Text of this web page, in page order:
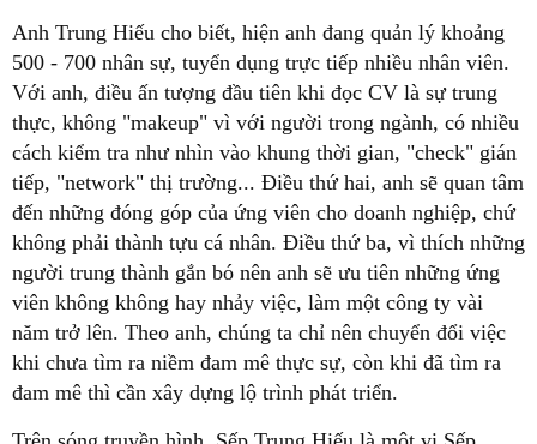
Anh Trung Hiếu cho biết, hiện anh đang quản lý khoảng
500 - 700 nhân sự, tuyển dụng trực tiếp nhiều nhân viên.
Với anh, điều ấn tượng đầu tiên khi đọc CV là sự trung
thực, không "makeup" vì với người trong ngành, có nhiều
cách kiểm tra như nhìn vào khung thời gian, "check" gián
tiếp, "network" thị trường... Điều thứ hai, anh sẽ quan tâm
đến những đóng góp của ứng viên cho doanh nghiệp, chứ
không phải thành tựu cá nhân. Điều thứ ba, vì thích những
người trung thành gắn bó nên anh sẽ ưu tiên những ứng
viên không không hay nhảy việc, làm một công ty vài
năm trở lên. Theo anh, chúng ta chỉ nên chuyển đổi việc
khi chưa tìm ra niềm đam mê thực sự, còn khi đã tìm ra
đam mê thì cần xây dựng lộ trình phát triển.